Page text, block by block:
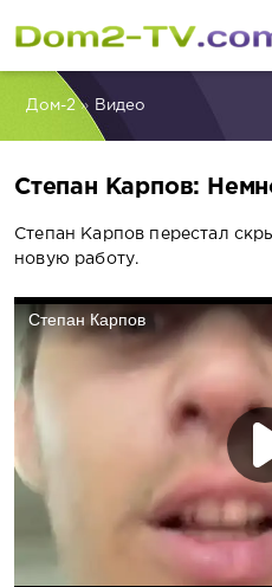
Дом-2» Видео
Степан Карпов:
Степан Карпов перестал
новую работу.